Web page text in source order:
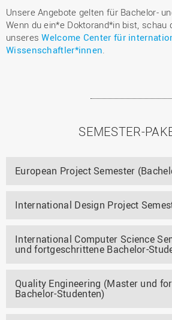
Unsere Angebote gelten für Bachelor-
Wenn du ein*e Doktorand*in bist, schau
unseresWelcome Center für
Wissenschaftler*innen
SEMESTER-
European Project Semester
International Design Project
International Computer Science
und fortgeschrittene Bachelor-
Quality Engineering (Master und
Bachelor-Studenten)